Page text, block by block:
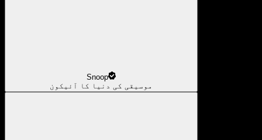
Snoop
موسیقی کی دنیا کا آئیکون